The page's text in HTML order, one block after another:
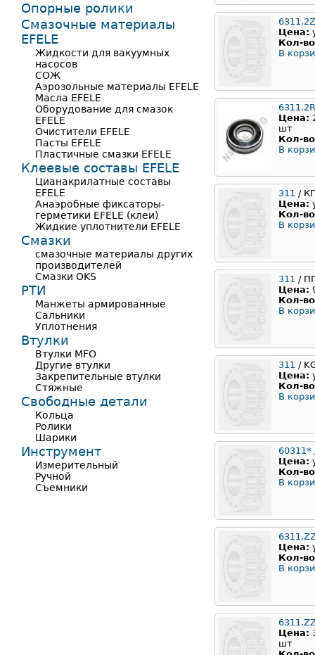
Цена:
Кол-
В
Цена:
шт
Кол-
В
311 /
Цена:
Кол-
В
311 /
Цена:
Кол-
В
311 /
Цена:
Кол-
В
60311*
Цена:
Кол-
В
Цена:
Кол-
В
Цена:
шт
Опорные ролики
Смазочные материалы
EFELE
Жидкости для вакуумных
насосов
СОЖ
Аэрозольные материалы EFELE
Масла EFELE
Оборудование для смазок
EFELE
Очистители EFELE
Пасты EFELE
Пластичные смазки EFELE
Клеевые составы EFELE
Цианакрилатные составы
EFELE
Анаэробные фиксаторы-
герметики EFELE (клеи)
Жидкие уплотнители EFELE
Смазки
смазочные материалы других
производителей
Смазки OKS
РТИ
Манжеты армированные
Сальники
Уплотнения
Втулки
Втулки MFO
Другие втулки
Закрепительные втулки
Стяжные
Свободные детали
Кольца
Ролики
Шарики
Инструмент
Измерительный
Ручной
Съемники